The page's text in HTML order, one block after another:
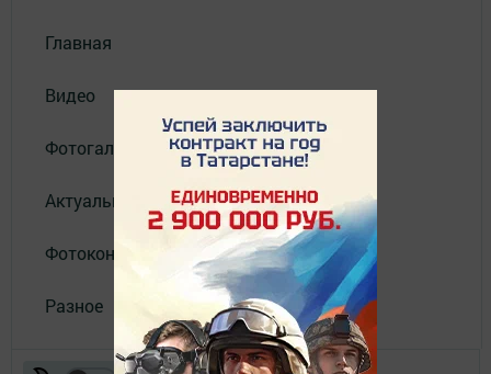
Главная
Видео
Фотогалереи
Актуальное видео
Фотоконкурс
Разное